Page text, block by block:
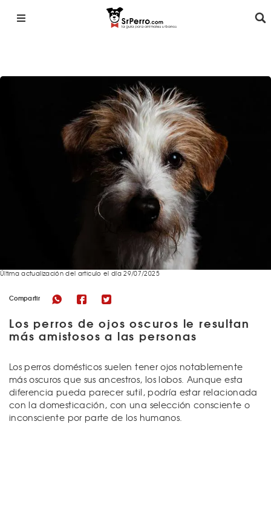
Compartir
Los perros de ojos oscuros le resultan
más amistosos a las personas
Última actualización del articulo el día 29/07/2025
Los perros domésticos suelen tener ojos notablemente
más oscuros que sus ancestros, los lobos. Aunque esta
diferencia pueda parecer sutil, podría estar relacionada
con la domesticación, con una selección consciente o
inconsciente por parte de los humanos.